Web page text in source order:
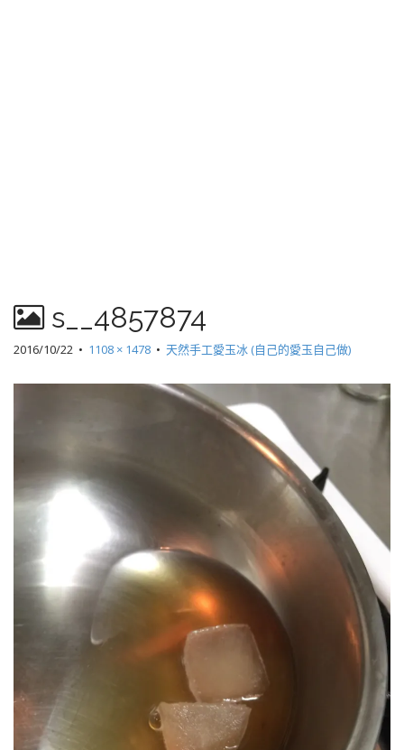
s__4857874
2016/10/22 • 1108 × 1478 • 天然手工愛玉冰 (自己的愛玉自己做)